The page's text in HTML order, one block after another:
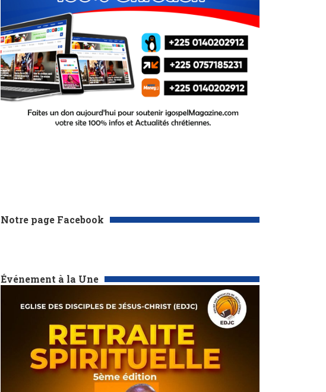
Notre page Facebook
Événement à la Une